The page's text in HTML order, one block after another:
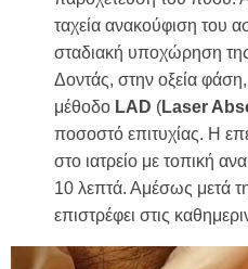
ταχεία ανακούφιση του
σταδιακή υποχώρηση
Δοντάς, στην οξεία φάση,
μέθοδο LAD (Laser
ποσοστό επιτυχίας. Η
στο ιατρείο με τοπική
10 λεπτά. Αμέσως μετά
επιστρέφει στις